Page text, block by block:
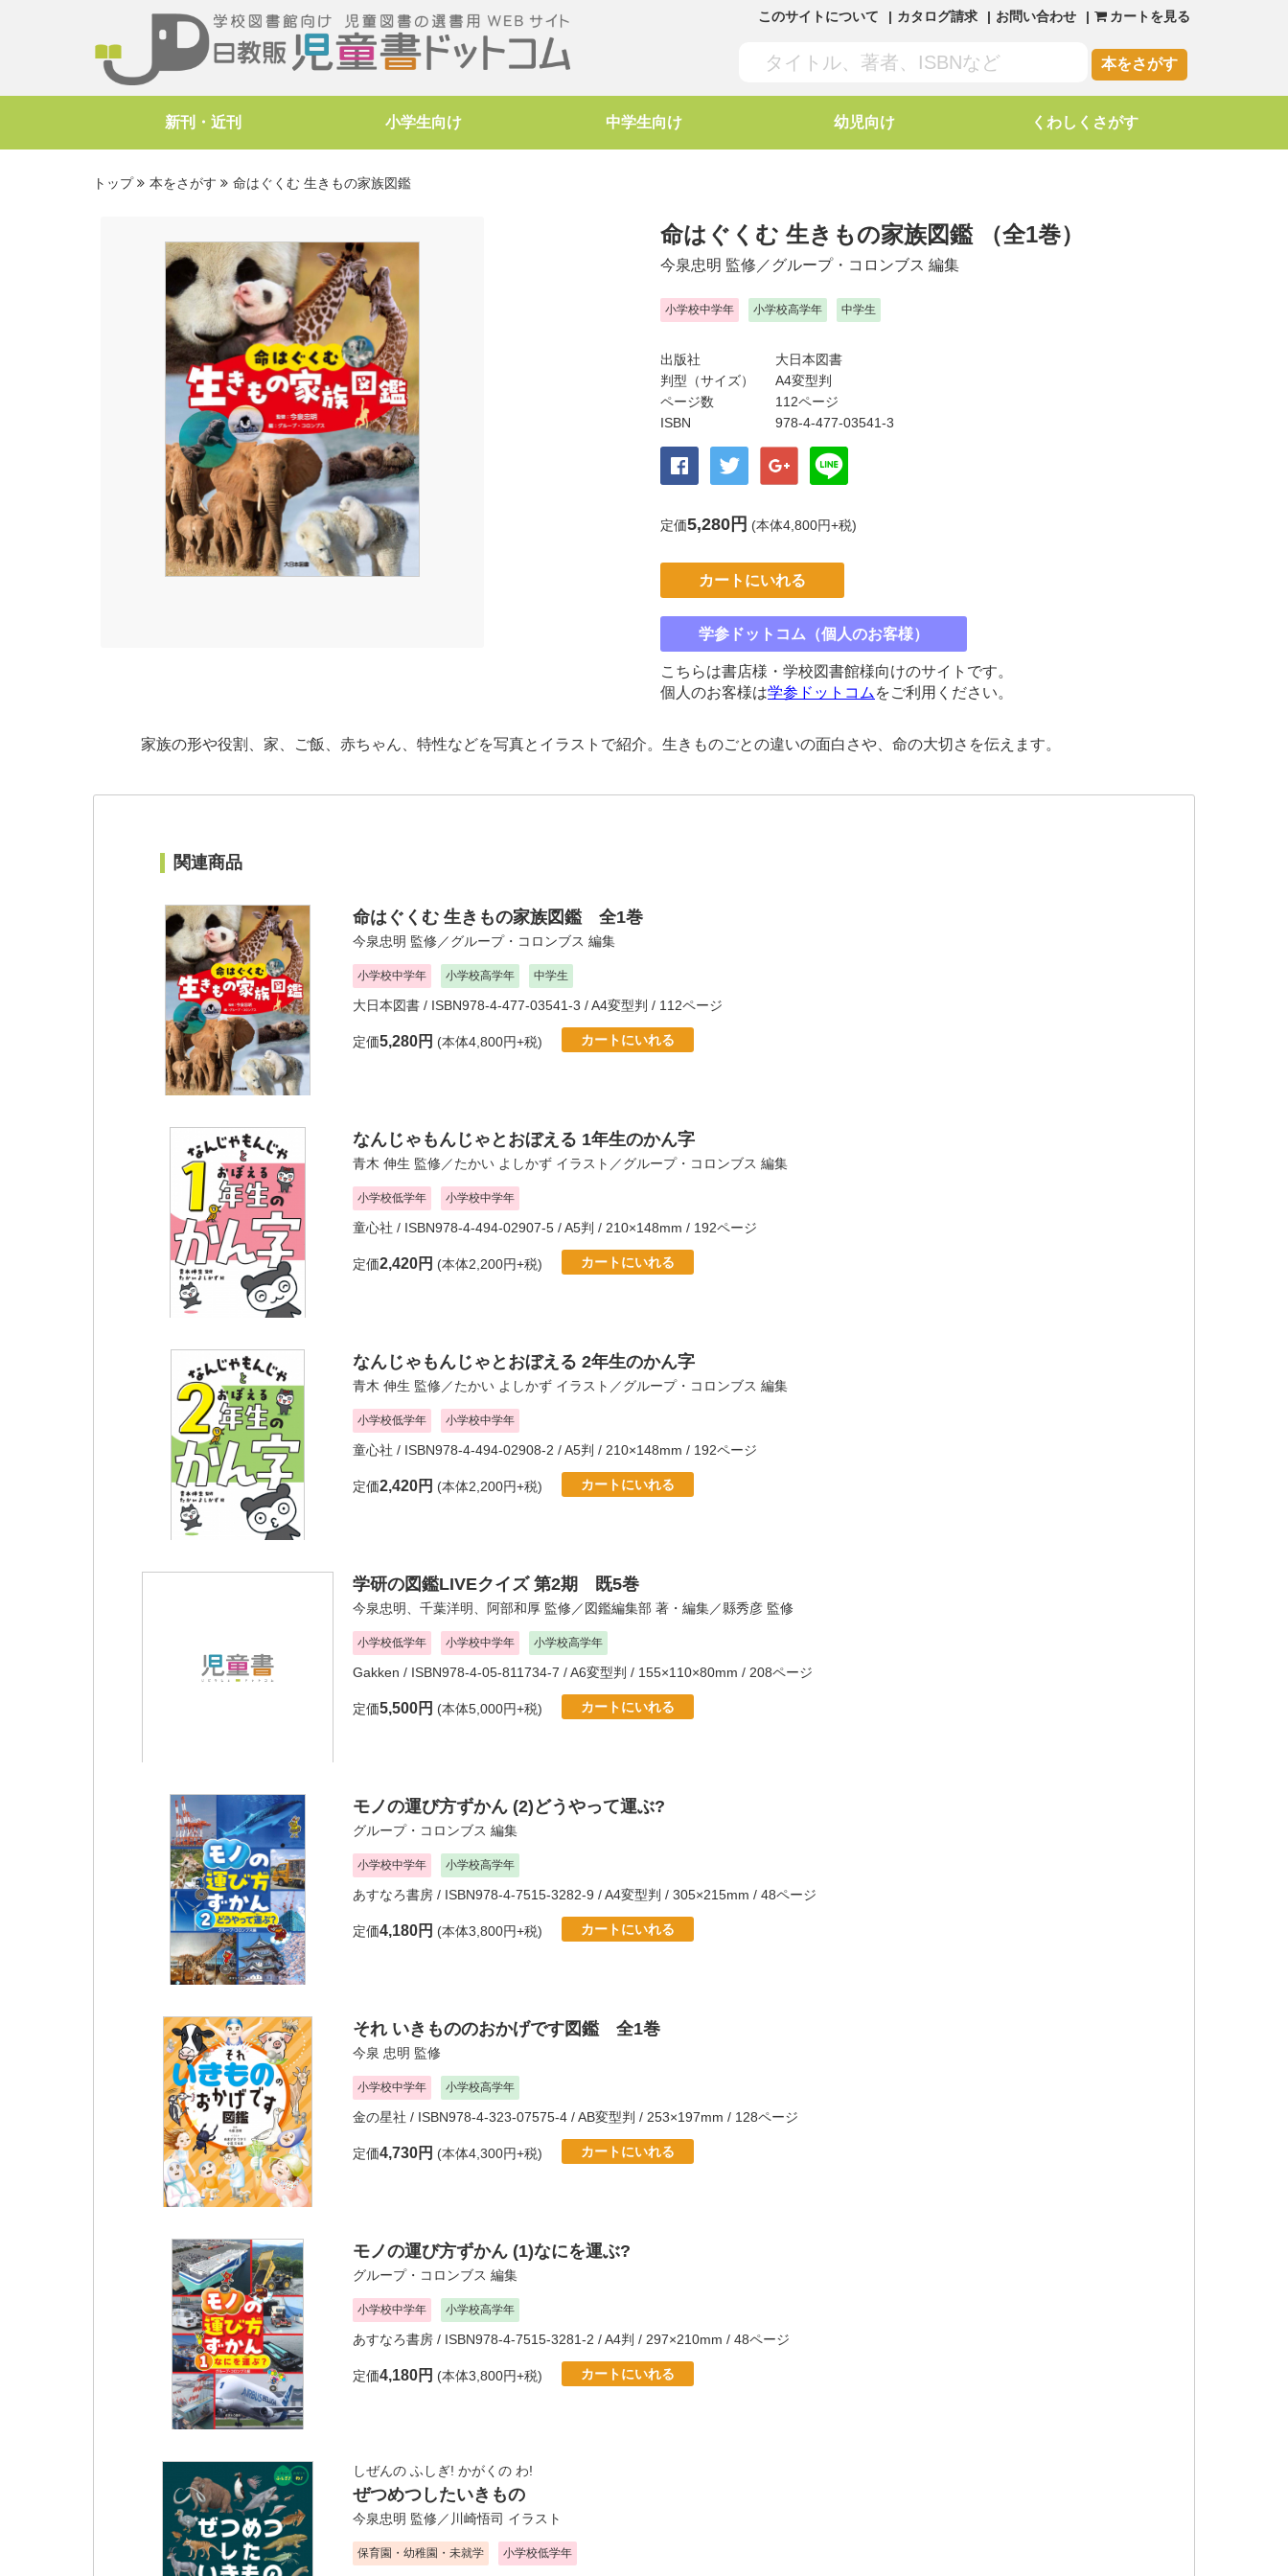
このサイトについて カタログ請求 お問い合わせ カートを見る
本をさがす
新刊・近刊 小学生向け 中学生向け 幼児向け くわしくさがす
トップ 本をさがす 命はぐくむ 生きもの家族図鑑
命はぐくむ 生きもの家族図鑑 （全1巻）
今泉忠明 監修／グループ・コロンブス 編集
小学校中学年 小学校高学年 中学生
出版社
大日本図書
判型（サイズ）
A4変型判
ページ数
112ページ
ISBN
978-4-477-03541-3
定価5,280円 (本体4,800円+税)
カートにいれる
学参ドットコム（個人のお客様）
こちらは書店様・学校図書館様向けのサイトです。
個人のお客様は学参ドットコム をご利用ください。
家族の形や役割、家、ご飯、赤ちゃん、特性などを写真とイラストで紹介。生きものごとの違いの面白さや、命の大切さを伝えます。
関連商品
命はぐくむ 生きもの家族図鑑 全1巻
今泉忠明 監修／グループ・コロンブス 編集
小学校中学年 小学校高学年 中学生
大日本図書 / ISBN978-4-477-03541-3 / A4変型判 / 112ページ
定価5,280円 (本体4,800円+税) カートにいれる
なんじゃもんじゃとおぼえる 1年生のかん字
青木 伸生 監修／たかい よしかず イラスト／グループ・コロンブス 編集
小学校低学年 小学校中学年
童心社 / ISBN978-4-494-02907-5 / A5判 / 210×148mm / 192ページ
定価2,420円 (本体2,200円+税) カートにいれる
なんじゃもんじゃとおぼえる 2年生のかん字
青木 伸生 監修／たかい よしかず イラスト／グループ・コロンブス 編集
小学校低学年 小学校中学年
童心社 / ISBN978-4-494-02908-2 / A5判 / 210×148mm / 192ページ
定価2,420円 (本体2,200円+税) カートにいれる
学研の図鑑LIVEクイズ 第2期 既5巻
今泉忠明 千葉洋明 阿部和厚 監修／図鑑編集部 著・編集／縣秀彦 監修
小学校低学年 小学校中学年 小学校高学年
Gakken / ISBN978-4-05-811734-7 / A6変型判 / 155×110×80mm / 208ページ
定価5,500円 (本体5,000円+税) カートにいれる
モノの運び方ずかん (2)どうやって運ぶ?
グループ・コロンブス 編集
小学校中学年 小学校高学年
あすなろ書房 / ISBN978-4-7515-3282-9 / A4変型判 / 305×215mm / 48ページ
定価4,180円 (本体3,800円+税) カートにいれる
それ いきもののおかげです図鑑 全1巻
今泉 忠明 監修
小学校中学年 小学校高学年
金の星社 / ISBN978-4-323-07575-4 / AB変型判 / 253×197mm / 128ページ
定価4,730円 (本体4,300円+税) カートにいれる
モノの運び方ずかん (1)なにを運ぶ?
グループ・コロンブス 編集
小学校中学年 小学校高学年
あすなろ書房 / ISBN978-4-7515-3281-2 / A4判 / 297×210mm / 48ページ
定価4,180円 (本体3,800円+税) カートにいれる
しぜんの ふしぎ! かがくの わ!
ぜつめつしたいきもの
今泉忠明 監修／ 川崎悟司 イラスト
保育園・幼稚園・未就学 小学校低学年